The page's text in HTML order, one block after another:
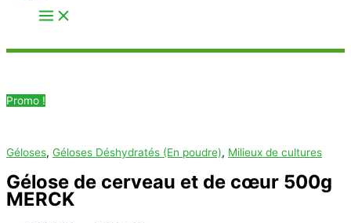
Promo !
Géloses, Géloses Déshydratés (En poudre), Milieux de cultures
Gélose de cerveau et de cœur 500g
MERCK